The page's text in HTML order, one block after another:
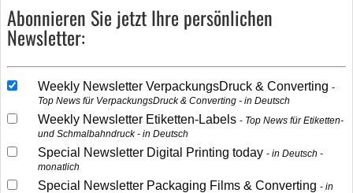
Abonnieren Sie jetzt Ihre persönlichen
Newsletter:
Weekly Newsletter VerpackungsDruck & Converting
Top News für VerpackungsDruck & Converting - in Deutsch
Weekly Newsletter Etiketten-Labels
Top News für Etiketten-
und Schmalbahndruck - in Deutsch
Special Newsletter Digital Printing today
in Deutsch -
monatlich
Special Newsletter Packaging Films & Converting
in